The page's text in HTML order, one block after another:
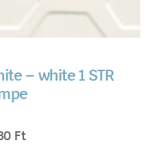
– white 1 STR
Ft